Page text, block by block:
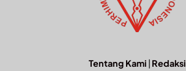
Tentang Kami | Redaksi